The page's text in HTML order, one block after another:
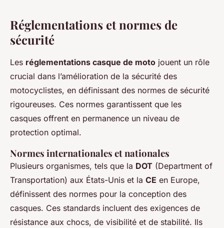
Réglementations et normes de
sécurité
Les réglementations casque de moto jouent un rôle
crucial dans l’amélioration de la sécurité des
motocyclistes, en définissant des normes de sécurité
rigoureuses. Ces normes garantissent que les
casques offrent en permanence un niveau de
protection optimal.
Normes internationales et nationales
Plusieurs organismes, tels que la DOT (Department of
Transportation) aux États-Unis et la CE en Europe,
définissent des normes pour la conception des
casques. Ces standards incluent des exigences de
résistance aux chocs, de visibilité et de stabilité. Ils